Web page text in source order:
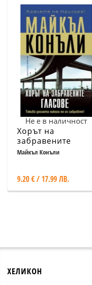
Не е в наличност
Хорът на
забравените
гласове
Майкъл Конъли
9.20 € / 17.99 ЛВ.
ХЕЛИКОН